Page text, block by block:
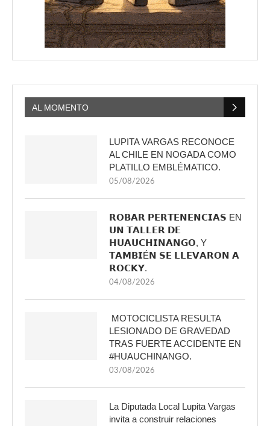
AL MOMENTO
LUPITA VARGAS RECONOCE
AL CHILE EN NOGADA COMO
PLATILLO EMBLÉMATICO.
05/08/2026
𝗥𝗢𝗕𝗔𝗥 𝗣𝗘𝗥𝗧𝗘𝗡𝗘𝗡𝗖𝗜𝗔𝗦 EN
𝗨𝗡 𝗧𝗔𝗟𝗟𝗘𝗥 𝗗𝗘
𝗛𝗨𝗔𝗨𝗖𝗛𝗜𝗡𝗔𝗡𝗚𝗢, Y
𝗧𝗔𝗠𝗕𝗜É𝗡 𝗦𝗘 𝗟𝗟𝗘𝗩𝗔𝗥𝗢𝗡 𝗔
𝗥𝗢𝗖𝗞𝗬.
04/08/2026
MOTOCICLISTA RESULTA
LESIONADO DE GRAVEDAD
TRAS FUERTE ACCIDENTE EN
#HUAUCHINANGO.
03/08/2026
La Diputada Local Lupita Vargas
invita a construir relaciones